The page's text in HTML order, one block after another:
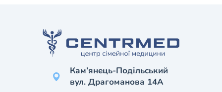
Кам’янець-Подільський
вул. Драгоманова 14А